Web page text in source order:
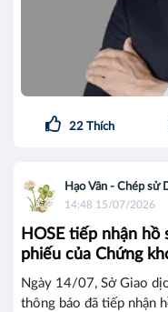
22 Thích
Hạo Vân - Chép sử
14:48 15/07/2026
HOSE tiếp nhận
phiếu của Chứng
Ngày 14/07, Sở Giao
thông báo đã tiếp nhận